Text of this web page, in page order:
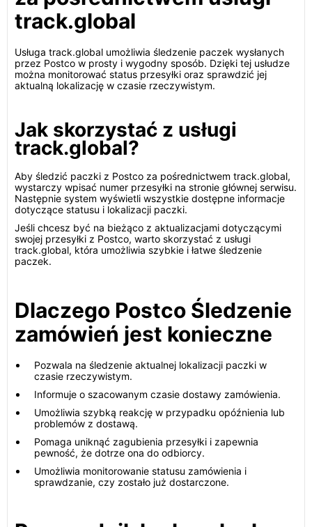
track.global
Usługa track.global umożliwia śledzenie paczek wysłanych
przez Postco w prosty i wygodny sposób. Dzięki tej usłudze
można monitorować status przesyłki oraz sprawdzić jej
aktualną lokalizację w czasie rzeczywistym.
Jak skorzystać z usługi
track.global?
Aby śledzić paczki z Postco za pośrednictwem track.global,
wystarczy wpisać numer przesyłki na stronie głównej serwisu.
Następnie system wyświetli wszystkie dostępne informacje
dotyczące statusu i lokalizacji paczki.
Jeśli chcesz być na bieżąco z aktualizacjami dotyczącymi
swojej przesyłki z Postco, warto skorzystać z usługi
track.global, która umożliwia szybkie i łatwe śledzenie
paczek.
Dlaczego Postco Śledzenie
zamówień jest konieczne
Pozwala na śledzenie aktualnej lokalizacji paczki w
czasie rzeczywistym.
Informuje o szacowanym czasie dostawy zamówienia.
Umożliwia szybką reakcję w przypadku opóźnienia lub
problemów z dostawą.
Pomaga uniknąć zagubienia przesyłki i zapewnia
pewność, że dotrze ona do odbiorcy.
Umożliwia monitorowanie statusu zamówienia i
sprawdzanie, czy zostało już dostarczone.